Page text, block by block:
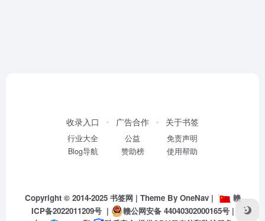
收录入口
行业大全
Blog导航
广告合作
公益
赞助榜
关于书签
免责声明
使用帮助
Copyright © 2014-2025 书签网 | Theme By OneNav|
赣
ICP备2022011209号| 赣公网安备 44040302000165号|